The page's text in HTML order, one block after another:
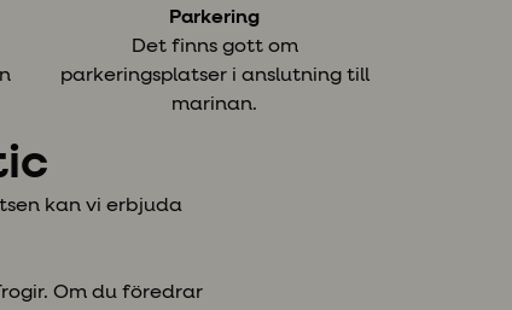
Parkering
Det finns gott om
parkeringsplatser i anslutning till
marinan.
kan vi erbjuda
Om du föredrar